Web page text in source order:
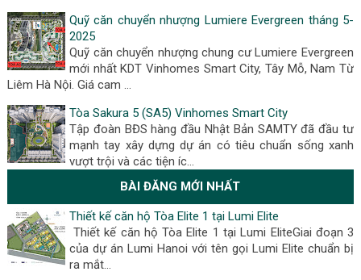
Quỹ căn chuyển nhượng Lumiere Evergreen tháng 5-
2025
Quỹ căn chuyển nhượng chung cư Lumiere Evergreen
mới nhất KDT Vinhomes Smart City, Tây Mỗ, Nam Từ
Liêm Hà Nội. Giá cam …
Tòa Sakura 5 (SA5) Vinhomes Smart City
Tập đoàn BĐS hàng đầu Nhật Bản SAMTY đã đầu tư
mạnh tay xây dựng dự án có tiêu chuẩn sống xanh
vượt trội và các tiện íc…
BÀI ĐĂNG MỚI NHẤT
Thiết kế căn hộ Tòa Elite 1 tại Lumi Elite
Thiết kế căn hộ Tòa Elite 1 tại Lumi EliteGiai đoạn 3
của dự án Lumi Hanoi với tên gọi Lumi Elite chuẩn bị
ra mắt...